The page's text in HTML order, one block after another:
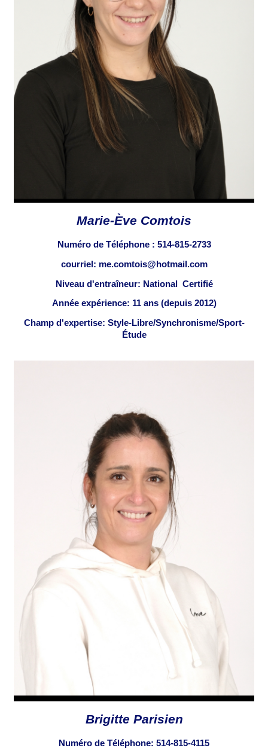
Marie-Ève Comtois
Numéro de Téléphone : 514-815-2733
courriel: me.comtois@hotmail.com
Niveau d'entraîneur: National Certifié
Année expérience: 11 ans (depuis 2012)
Champ d'expertise: Style-Libre/Synchronisme/Sport-
Étude
Brigitte Parisien
Numéro de Téléphone: 514-815-4115